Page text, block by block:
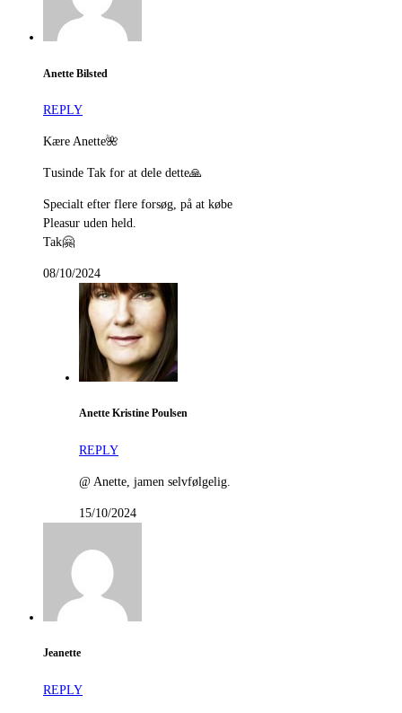
Anette Bilsted
REPLY
Kære Anette🌺
Tusinde Tak for at dele dette🙏
Specialt efter flere forsøg, på at købe
Pleasur uden held.
Tak🤗
08/10/2024
Anette Kristine Poulsen
REPLY
@ Anette, jamen selvfølgelig.
15/10/2024
Jeanette
REPLY